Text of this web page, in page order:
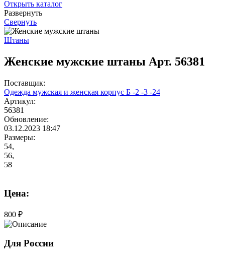
Открыть каталог
Развернуть
Свернуть
Штаны
Женские мужские штаны Арт. 56381
Поставщик:
Одежда мужская и женская корпус Б -2 -3 -24
Артикул:
56381
Обновление:
03.12.2023 18:47
Размеры:
54,
56,
58
Цена:
800 ₽
Для России